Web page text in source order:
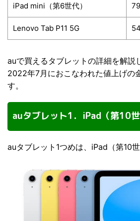
iPad mini（第6世代）
Lenovo Tab P11 5G
auで買えるタブレットの詳細を解説
2022年7月におこなわれた値上げの
す。
auタブレット1．iPad（第10世
auタブレット1つめは、iPad（第10世